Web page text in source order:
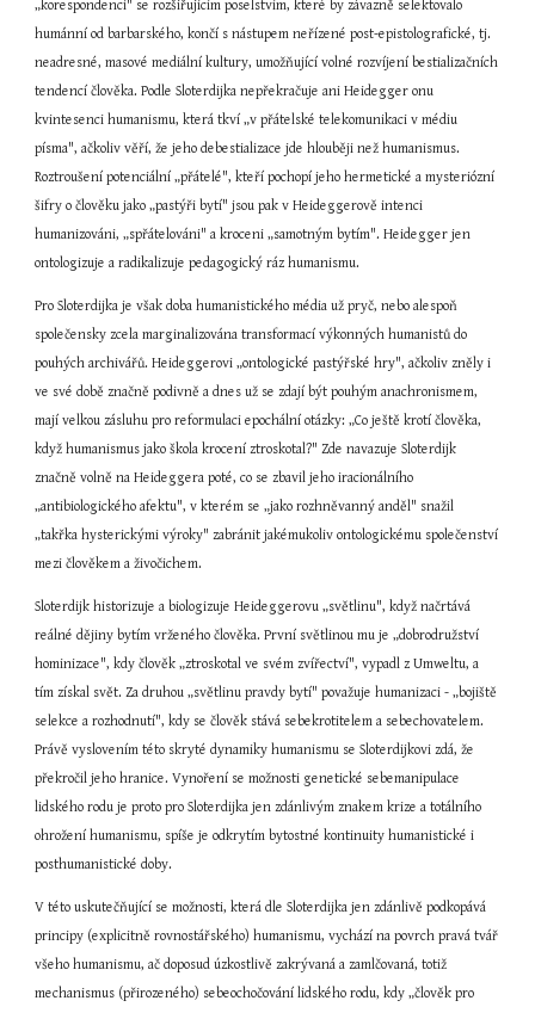
„korespondencí" se rozšiřujícím poselstvím, které by závazně selektovalo
humánní od barbarského, končí s nástupem neřízené post-epistolografické, tj.
neadresné, masové mediální kultury, umožňující volné rozvíjení bestializačních
tendencí člověka. Podle Sloterdijka nepřekračuje ani Heidegger onu
kvintesenci humanismu, která tkví „v přátelské telekomunikaci v médiu
písma", ačkoliv věří, že jeho debestializace jde hlouběji než humanismus.
Roztroušení potenciální „přátelé", kteří pochopí jeho hermetické a mysteriózní
šifry o člověku jako „pastýři bytí" jsou pak v Heideggerově intenci
humanizováni, „spřátelováni" a kroceni „samotným bytím". Heidegger jen
ontologizuje a radikalizuje pedagogický ráz humanismu.
Pro Sloterdijka je však doba humanistického média už pryč, nebo alespoň
společensky zcela marginalizována transformací výkonných humanistů do
pouhých archivářů. Heideggerovi „ontologické pastýřské hry", ačkoliv zněly i
ve své době značně podivně a dnes už se zdají být pouhým anachronismem,
mají velkou zásluhu pro reformulaci epochální otázky: „Co ještě krotí člověka,
když humanismus jako škola krocení ztroskotal?" Zde navazuje Sloterdijk
značně volně na Heideggera poté, co se zbavil jeho iracionálního
„antibiologického afektu", v kterém se „jako rozhněvanný anděl" snažil
„takřka hysterickými výroky" zabránit jakémukoliv ontologickému společenství
mezi člověkem a živočichem.
Sloterdijk historizuje a biologizuje Heideggerovu „světlinu", když načrtává
reálné dějiny bytím vrženého člověka. První světlinou mu je „dobrodružství
hominizace", kdy člověk „ztroskotal ve svém zvířectví", vypadl z Umweltu, a
tím získal svět. Za druhou „světlinu pravdy bytí" považuje humanizaci - „bojiště
selekce a rozhodnutí", kdy se člověk stává sebekrotitelem a sebechovatelem.
Právě vyslovením této skryté dynamiky humanismu se Sloterdijkovi zdá, že
překročil jeho hranice. Vynoření se možnosti genetické sebemanipulace
lidského rodu je proto pro Sloterdijka jen zdánlivým znakem krize a totálního
ohrožení humanismu, spíše je odkrytím bytostné kontinuity humanistické i
posthumanistické doby.
V této uskutečňující se možnosti, která dle Sloterdijka jen zdánlivě podkopává
principy (explicitně rovnostářského) humanismu, vychází na povrch pravá tvář
všeho humanismu, ač doposud úzkostlivě zakrývaná a zamlčovaná, totiž
mechanismus (přirozeného) sebeochočování lidského rodu, kdy „člověk pro